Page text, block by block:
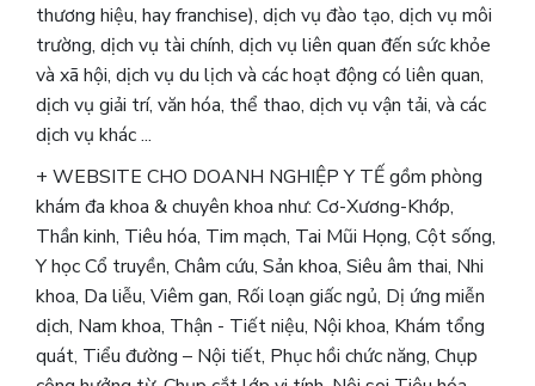
thương hiệu, hay franchise), dịch vụ đào tạo, dịch vụ môi
trường, dịch vụ tài chính, dịch vụ liên quan đến sức khỏe
và xã hội, dịch vụ du lịch và các hoạt động có liên quan,
dịch vụ giải trí, văn hóa, thể thao, dịch vụ vận tải, và các
dịch vụ khác ...
+ WEBSITE CHO DOANH NGHIỆP Y TẾ gồm phòng
khám đa khoa & chuyên khoa như: Cơ-Xương-Khớp,
Thần kinh, Tiêu hóa, Tim mạch, Tai Mũi Họng, Cột sống,
Y học Cổ truyền, Châm cứu, Sản khoa, Siêu âm thai, Nhi
khoa, Da liễu, Viêm gan, Rối loạn giấc ngủ, Dị ứng miễn
dịch, Nam khoa, Thận - Tiết niệu, Nội khoa, Khám tổng
quát, Tiểu đường – Nội tiết, Phục hồi chức năng, Chụp